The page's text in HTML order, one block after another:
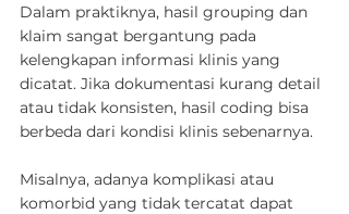
Dalam praktiknya, hasil grouping dan
klaim sangat bergantung pada
kelengkapan informasi klinis yang
dicatat. Jika dokumentasi kurang detail
atau tidak konsisten, hasil coding bisa
berbeda dari kondisi klinis sebenarnya.
Misalnya, adanya komplikasi atau
komorbid yang tidak tercatat dapat